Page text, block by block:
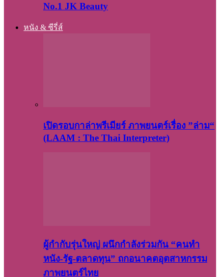
No.1 JK Beauty
หนัง & ซีรี่ส์
เปิดรอบกาล่าพรีเมียร์ ภาพยนตร์เรื่อง ”ล่าม“
(LAAM : The Thai Interpreter)
ผู้กำกับรุ่นใหญ่ ผนึกกำลังร่วมกัน “คนทำ
หนัง-รัฐ-ตลาดทุน” ถกอนาคตอุตสาหกรรม
ภาพยนตร์ไทย